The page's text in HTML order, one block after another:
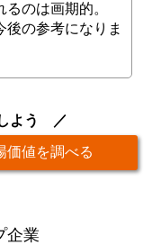
のは画期的。
の参考になりま
よう
価値を調べる
企業